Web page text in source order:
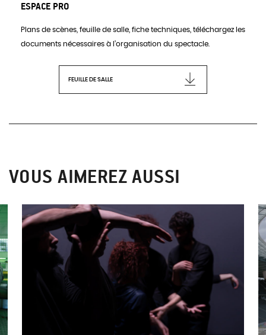
ESPACE PRO
Plans de scènes, feuille de salle, fiche techniques, téléchargez les
documents nécessaires à l’organisation du spectacle.
FEUILLE DE SALLE
VOUS AIMEREZ AUSSI